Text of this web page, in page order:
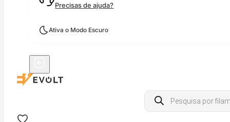
Precisas de ajuda?
Ativa o Modo Escuro
Products
search